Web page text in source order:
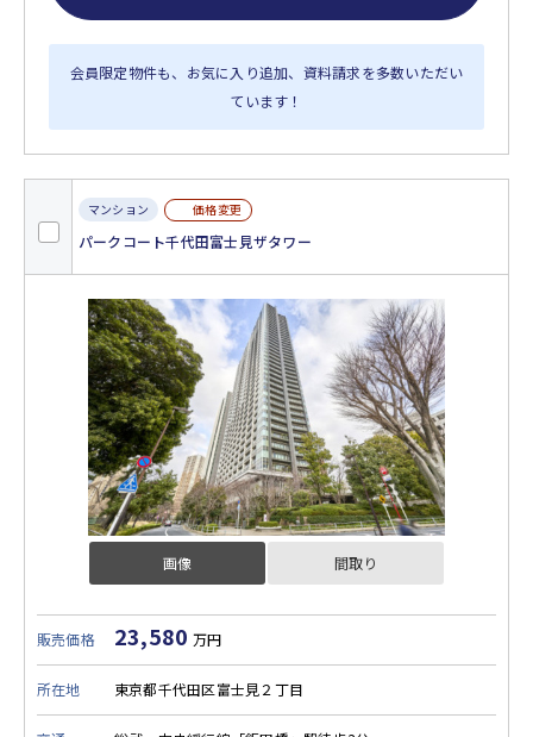
会員限定物件も、お気に入り追加、資料請求を多数いただい
ています！
マンション 価格変更
パークコート千代田富士見ザタワー
画像 間取り
販売価格 23,580 万円
所在地 東京都千代田区富士見２丁目